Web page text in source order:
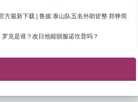
方最新下载 | 鲁媒:泰山队五名外助皆整 郑铮简
克是谁？改日他能驯服诺坎普吗？